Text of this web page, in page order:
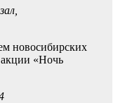
новосибирских
акции «Ночь